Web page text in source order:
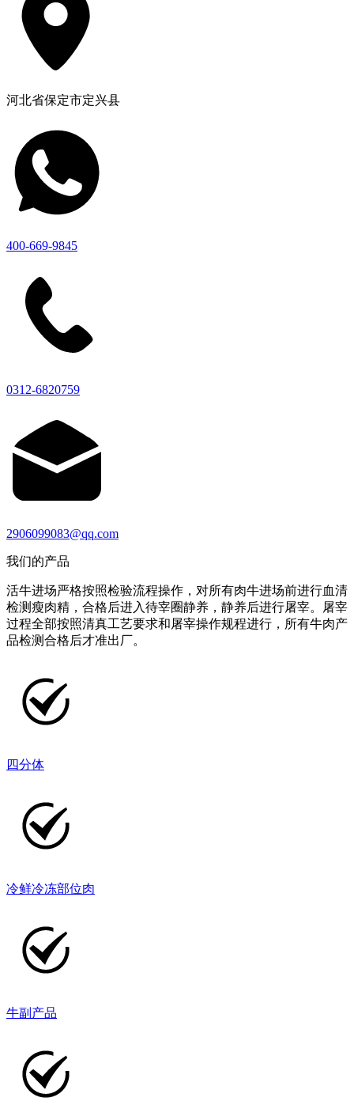
河北省保定市定兴县
400-669-9845
0312-6820759
2906099083@qq.com
我们的产品
活牛进场严格按照检验流程操作，对所有肉牛进场前进行血清
检测瘦肉精，合格后进入待宰圈静养，静养后进行屠宰。屠宰
过程全部按照清真工艺要求和屠宰操作规程进行，所有牛肉产
品检测合格后才准出厂。
四分体
冷鲜冷冻部位肉
牛副产品